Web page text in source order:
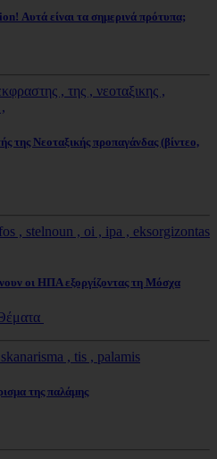
Αυτά είναι τα σημερινά πρότυπα;
της Νεοταξικής προπαγάνδας (βίντεο,
οι ΗΠΑ εξοργίζοντας τη Μόσχα
της παλάμης